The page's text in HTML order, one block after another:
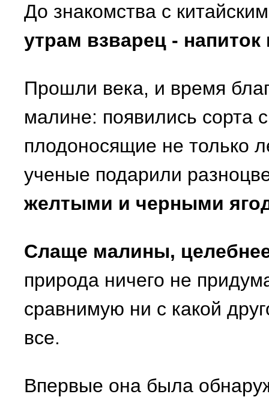
До знакомства с
утрам взварец -
Прошли века, и время
малине: появились сорта
плодоносящие не только
ученые подарили
желтыми и черными
Слаще малины,
природа ничего не
сравнимую ни с какой
все.
Впервые она была